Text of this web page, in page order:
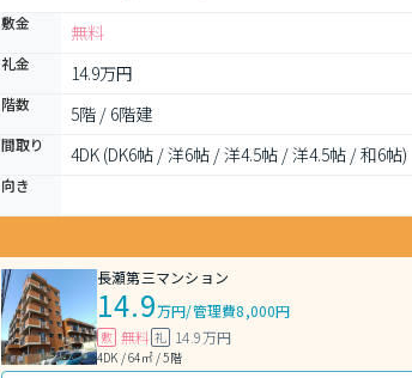
敷金 無料
礼金 14.9万円
階数 5階 / 6階建
間取り 4DK (DK6帖 / 洋6帖 / 洋4.5帖 / 洋4.5帖 / 和6帖)
向き
長瀬第三マンション
14.9万円/管理費8,000円
敷 無料 礼 14.9万円
4DK / 64㎡ / 5階